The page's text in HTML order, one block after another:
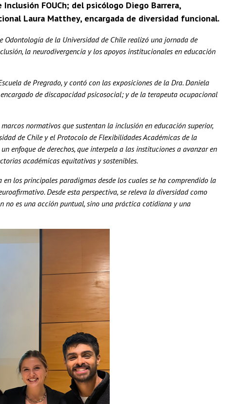
FOUCh; del psicólogo Diego Barrera,
Laura Matthey, encargada de diversidad funcional.
de la Universidad de Chile realizó una jornada de
la neurodivergencia y los apoyos institucionales en educación
de Pregrado, y contó con las exposiciones de la Dra. Daniela
de discapacidad psicosocial; y de la terapeuta ocupacional
normativos que sustentan la inclusión en educación superior,
de Chile y el Protocolo de Flexibilidades Académicas de la
enfoque de derechos, que interpela a las instituciones a avanzar en
académicas equitativas y sostenibles.
los principales paradigmas desde los cuales se ha comprendido la
Desde esta perspectiva, se releva la diversidad como
no es una acción puntual, sino una práctica cotidiana y una